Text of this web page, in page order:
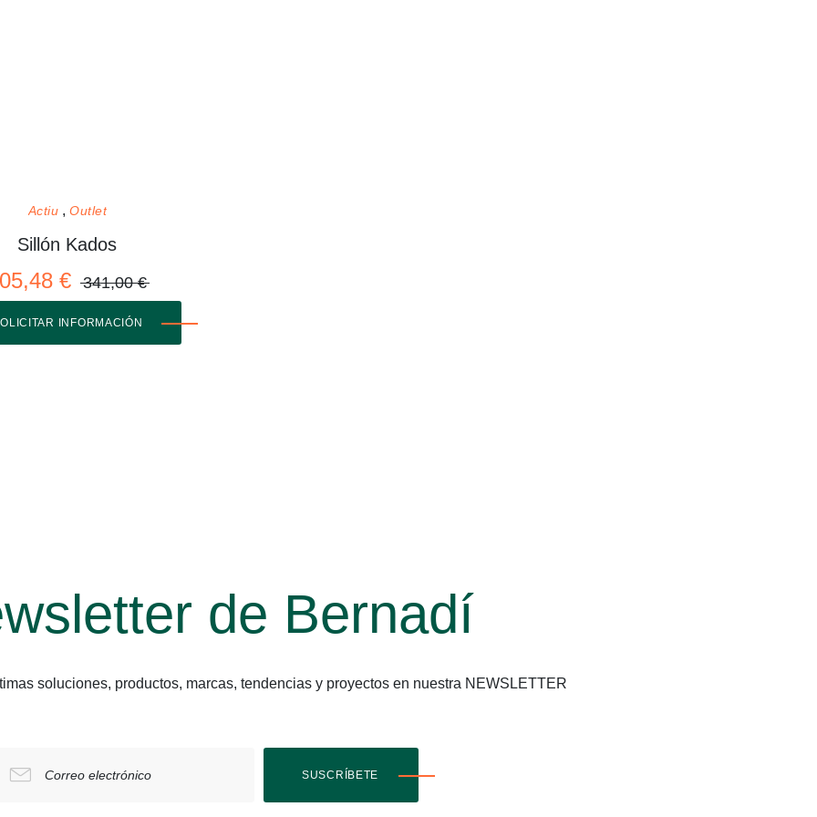
Actiu Outlet
Sillón Kados
€ 341,00 €
INFORMACIÓN
de Bernadí
soluciones, productos, marcas, tendencias y proyectos en nuestra NEWSLETTER
Correo electrónico SUSCRÍBETE